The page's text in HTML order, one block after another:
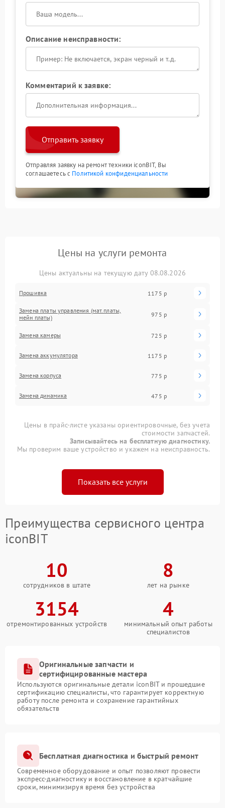
Описание неисправности:
Комментарий к заявке:
Отправить заявку
Отправляя заявку на ремонт техники iconBIT, Вы
соглашаетесь с Политикой конфиденциальности
Цены на услуги ремонта
Цены актуальны на текущую дату 08.08.2026
Прошивка 1175 р
Замена платы управления (мат.платы,
мейн платы)
975 р
Замена камеры 725 р
Замена аккумулятора 1175 р
Замена корпуса 775 р
Замена динамика 475 р
Цены в прайс-листе указаны ориентировочные, без учета
стоимости запчастей.
Записывайтесь на бесплатную диагностику.
Мы проверим ваше устройство и укажем на неисправность.
Показать все услуги
Преимущества сервисного центра
iconBIT
10
сотрудников в штате
8
лет на рынке
3154
отремонтированных устройств
4
минимальный опыт работы
специалистов
Оригинальные запчасти и
сертифицированные мастера
Используются оригинальные детали iconBIT и прошедшие
сертификацию специалисты, что гарантирует корректную
работу после ремонта и сохранение гарантийных
обязательств
Бесплатная диагностика и быстрый ремонт
Современное оборудование и опыт позволяют провести
экспресс-диагностику и восстановление в кратчайшие
сроки, минимизируя время без устройства